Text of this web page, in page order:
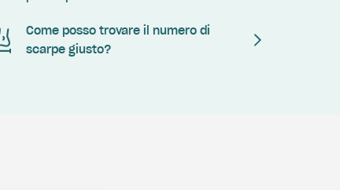
Come posso trovare il numero di
scarpe giusto?